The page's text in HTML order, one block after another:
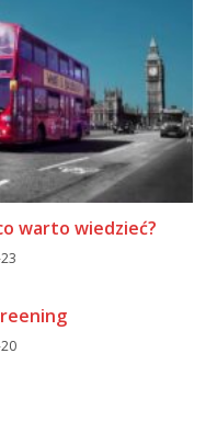
warto wiedzieć?